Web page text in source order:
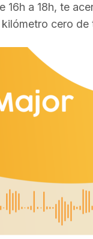
16h a 18h, te
cero de